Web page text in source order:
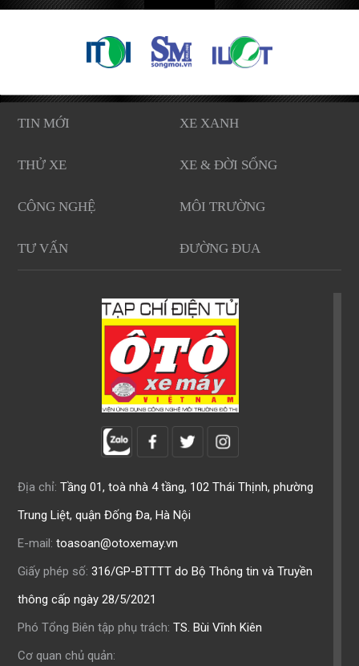
TIN MỚI XE XANH
THỬ XE XE & ĐỜI SỐNG
CÔNG NGHỆ MÔI TRƯỜNG
TƯ VẤN ĐƯỜNG ĐUA
Địa chỉ: Tầng 01, toà nhà 4 tầng, 102 Thái Thịnh, phường
Trung Liệt, quận Đống Đa, Hà Nội
E-mail: toasoan@otoxemay.vn
Giấy phép số: 316/GP-BTTTT do Bộ Thông tin và Truyền
thông cấp ngày 28/5/2021
Phó Tổng Biên tập phụ trách: TS. Bùi Vĩnh Kiên
Cơ quan chủ quản: